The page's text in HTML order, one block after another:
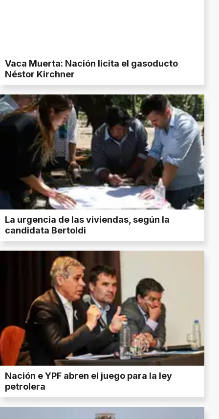
Vaca Muerta: Nación licita el gasoducto
Néstor Kirchner
La urgencia de las viviendas, según la
candidata Bertoldi
Nación e YPF abren el juego para la ley
petrolera